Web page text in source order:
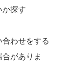
か探す
わせをする
がありま